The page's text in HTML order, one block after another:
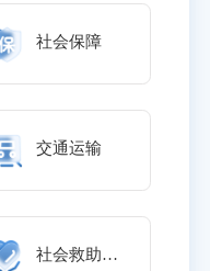
社会保障
交通运输
社会救助和福利